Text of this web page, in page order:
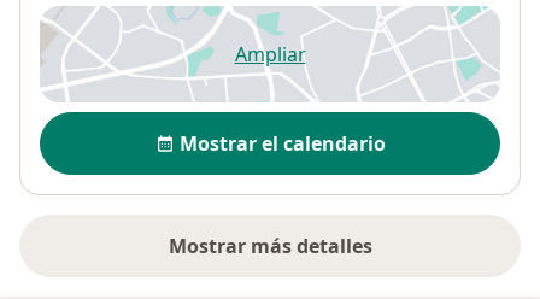
Ampliarse abre en una nueva
Disponibilidad
Mostrar el calendario
Mostrar más detalles
sobre la dirección